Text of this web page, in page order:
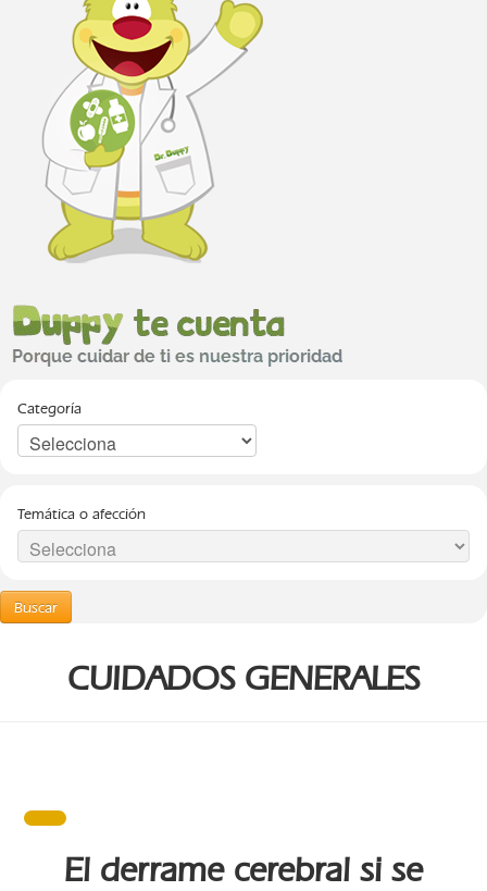
Categoría
Temática o afección
Buscar
CUIDADOS GENERALES
El derrame cerebral si se